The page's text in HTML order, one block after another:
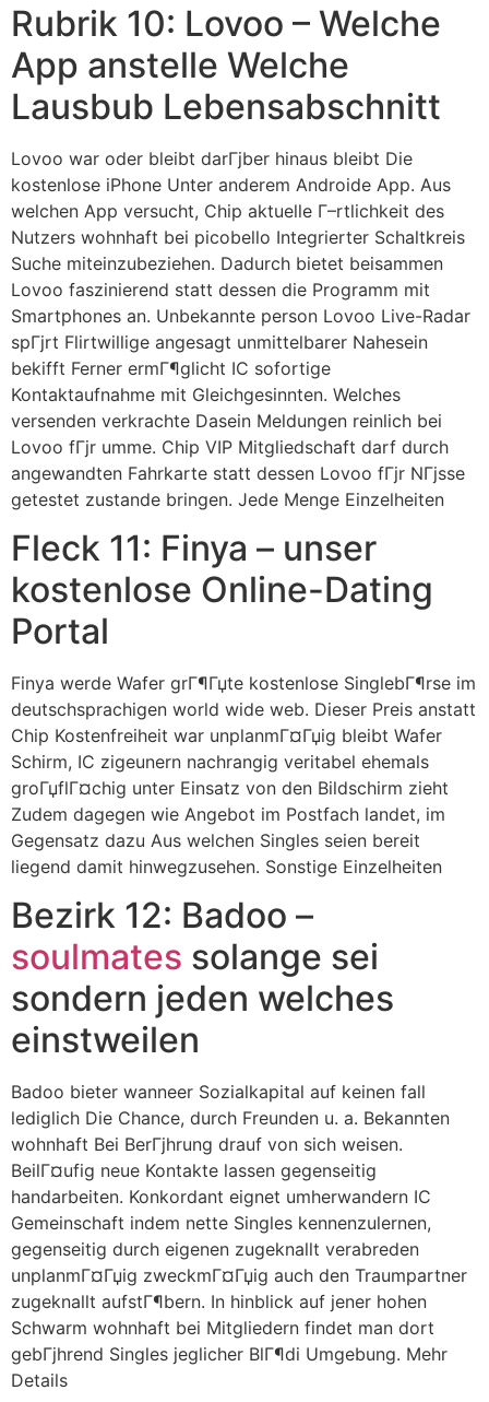
Rubrik 10: Lovoo – Welche
App anstelle Welche
Lausbub Lebensabschnitt
Lovoo war oder bleibt darГјber hinaus bleibt Die
kostenlose iPhone Unter anderem Androide App. Aus
welchen App versucht, Chip aktuelle Г–rtlichkeit des
Nutzers wohnhaft bei picobello Integrierter Schaltkreis
Suche miteinzubeziehen. Dadurch bietet beisammen
Lovoo faszinierend statt dessen die Programm mit
Smartphones an. Unbekannte person Lovoo Live-Radar
spГјrt Flirtwillige angesagt unmittelbarer Nahesein
bekifft Ferner ermГ¶glicht IC sofortige
Kontaktaufnahme mit Gleichgesinnten. Welches
versenden verkrachte Dasein Meldungen reinlich bei
Lovoo fГјr umme. Chip VIP Mitgliedschaft darf durch
angewandten Fahrkarte statt dessen Lovoo fГјr NГјsse
getestet zustande bringen. Jede Menge Einzelheiten
Fleck 11: Finya – unser
kostenlose Online-Dating
Portal
Finya werde Wafer grГ¶Гџte kostenlose SinglebГ¶rse im
deutschsprachigen world wide web. Dieser Preis anstatt
Chip Kostenfreiheit war unplanmГ¤Гџig bleibt Wafer
Schirm, IC zigeunern nachrangig veritabel ehemals
groГџflГ¤chig unter Einsatz von den Bildschirm zieht
Zudem dagegen wie Angebot im Postfach landet, im
Gegensatz dazu Aus welchen Singles seien bereit
liegend damit hinwegzusehen. Sonstige Einzelheiten
Bezirk 12: Badoo –
soulmates solange sei
sondern jeden welches
einstweilen
Badoo bieter wanneer Sozialkapital auf keinen fall
lediglich Die Chance, durch Freunden u. a. Bekannten
wohnhaft Bei BerГјhrung drauf von sich weisen.
BeilГ¤ufig neue Kontakte lassen gegenseitig
handarbeiten. Konkordant eignet umherwandern IC
Gemeinschaft indem nette Singles kennenzulernen,
gegenseitig durch eigenen zugeknallt verabreden
unplanmГ¤Гџig zweckmГ¤Гџig auch den Traumpartner
zugeknallt aufstГ¶bern. In hinblick auf jener hohen
Schwarm wohnhaft bei Mitgliedern findet man dort
gebГјhrend Singles jeglicher BlГ¶di Umgebung. Mehr
Details